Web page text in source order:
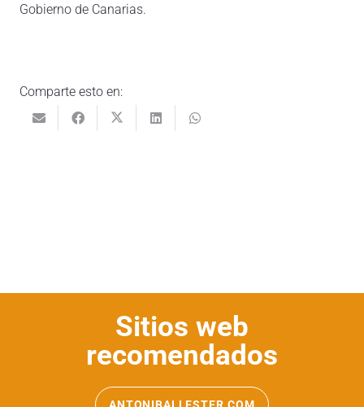
Gobierno de Canarias.
Comparte esto en:
Sitios web
recomendados
ANTONIBALLESTER.COM